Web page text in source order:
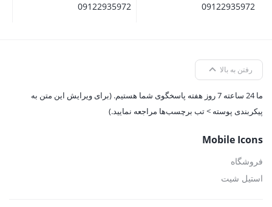
09122935972
09122935972
رفتن به بالا
ما 24 ساعته 7 روز هفته پاسخگوی شما هستیم. (برای ویرایش این متن به
پیکربندی پوسته > تب برچسب‌ها مراجعه نمایید.)
Mobile Icons
فروشگاه
استیل شیت